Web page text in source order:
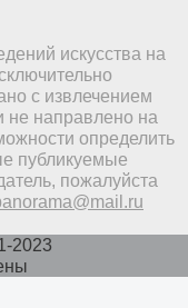
искусства на
с извлечением
не направлено на
определить
публикуемые
пожалуйста
2023